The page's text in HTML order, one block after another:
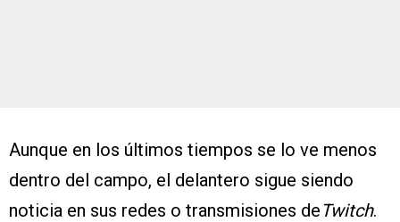
Aunque en los últimos tiempos se lo ve menos
dentro del campo, el delantero sigue siendo
noticia en sus redes o transmisiones deTwitch.